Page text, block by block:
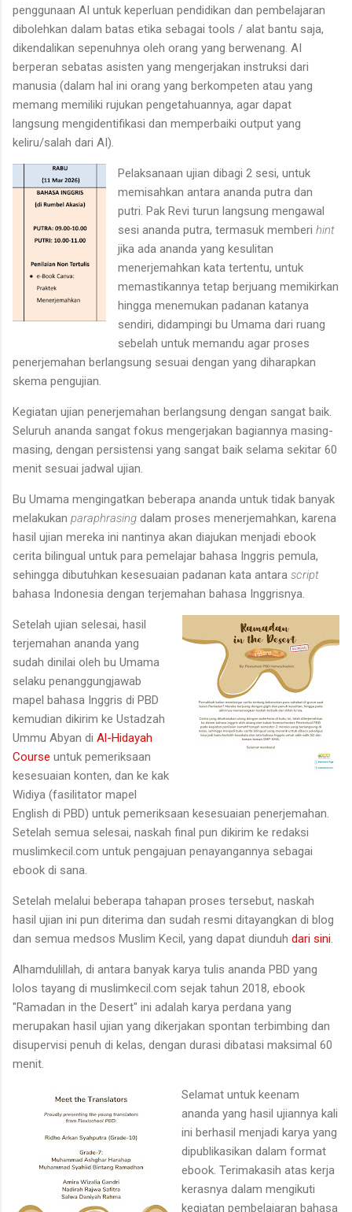
penggunaan AI untuk keperluan pendidikan dan pembelajaran
dibolehkan dalam batas etika sebagai tools / alat bantu saja,
dikendalikan sepenuhnya oleh orang yang berwenang. AI
berperan sebatas asisten yang mengerjakan instruksi dari
manusia (dalam hal ini orang yang berkompeten atau yang
memang memiliki rujukan pengetahuannya, agar dapat
langsung mengidentifikasi dan memperbaiki output yang
keliru/salah dari AI).
Pelaksanaan ujian dibagi 2 sesi, untuk
memisahkan antara ananda putra dan
putri. Pak Revi turun langsung mengawal
sesi ananda putra, termasuk memberi hint
jika ada ananda yang kesulitan
menerjemahkan kata tertentu, untuk
memastikannya tetap berjuang memikirkan
hingga menemukan padanan katanya
sendiri, didampingi bu Umama dari ruang
sebelah untuk memandu agar proses
penerjemahan berlangsung sesuai dengan yang diharapkan
skema pengujian.
Kegiatan ujian penerjemahan berlangsung dengan sangat baik.
Seluruh ananda sangat fokus mengerjakan bagiannya masing-
masing, dengan persistensi yang sangat baik selama sekitar 60
menit sesuai jadwal ujian.
Bu Umama mengingatkan beberapa ananda untuk tidak banyak
melakukan paraphrasing dalam proses menerjemahkan, karena
hasil ujian mereka ini nantinya akan diajukan menjadi ebook
cerita bilingual untuk para pemelajar bahasa Inggris pemula,
sehingga dibutuhkan kesesuaian padanan kata antara script
bahasa Indonesia dengan terjemahan bahasa Inggrisnya.
Setelah ujian selesai, hasil
terjemahan ananda yang
sudah dinilai oleh bu Umama
selaku penanggungjawab
mapel bahasa Inggris di PBD
kemudian dikirim ke Ustadzah
Ummu Abyan di Al-Hidayah
Course untuk pemeriksaan
kesesuaian konten, dan ke kak
Widiya (fasilitator mapel
English di PBD) untuk pemeriksaan kesesuaian penerjemahan.
Setelah semua selesai, naskah final pun dikirim ke redaksi
muslimkecil.com untuk pengajuan penayangannya sebagai
ebook di sana.
Setelah melalui beberapa tahapan proses tersebut, naskah
hasil ujian ini pun diterima dan sudah resmi ditayangkan di blog
dan semua medsos Muslim Kecil, yang dapat diunduh dari sini
Alhamdulillah, di antara banyak karya tulis ananda PBD yang
lolos tayang di muslimkecil.com sejak tahun 2018, ebook
"Ramadan in the Desert" ini adalah karya perdana yang
merupakan hasil ujian yang dikerjakan spontan terbimbing dan
disupervisi penuh di kelas, dengan durasi dibatasi maksimal 60
menit.
Selamat untuk keenam
ananda yang hasil ujiannya kali
ini berhasil menjadi karya yang
dipublikasikan dalam format
ebook. Terimakasih atas kerja
kerasnya dalam mengikuti
kegiatan pembelajaran bahasa